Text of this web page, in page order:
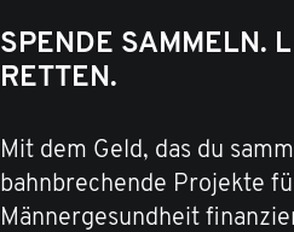
SPENDE SAMMELN.
RETTEN.
Mit dem Geld, das du
bahnbrechende Projekte
Männergesundheit